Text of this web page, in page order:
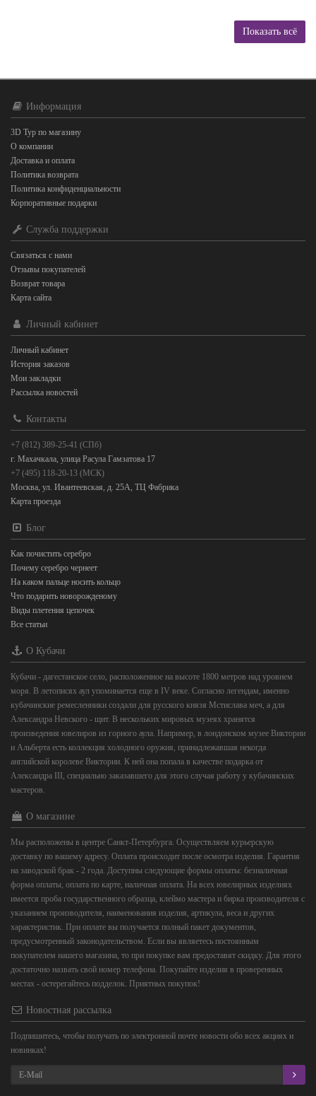
Показать всё
Информация
3D Тур по магазину
О компании
Доставка и оплата
Политика возврата
Политика конфиденциальности
Корпоративные подарки
Служба поддержки
Связаться с нами
Отзывы покупателей
Возврат товара
Карта сайта
Личный кабинет
Личный кабинет
История заказов
Мои закладки
Рассылка новостей
Контакты
+7 (812) 389-25-41 (СПб)
г. Махачкала, улица Расула Гамзатова 17
+7 (495) 118-20-13 (МСК)
Москва, ул. Ивантеевская, д. 25А, ТЦ Фабрика
Карта проезда
Блог
Как почистить серебро
Почему серебро чернеет
На каком пальце носить кольцо
Что подарить новорожденому
Виды плетения цепочек
Все статьи
О Кубачи
Кубачи - дагестанское село, расположенное на высоте 1800 метров над уровнем
моря. В летописях аул упоминается еще в IV веке. Согласно легендам, именно
кубачинские ремесленники создали для русского князя Мстислава меч, а для
Александра Невского - щит. В нескольких мировых музеях хранятся
произведения ювелиров из горного аула. Например, в лондонском музее Виктории
и Альберта есть коллекция холодного оружия, принадлежавшая некогда
английской королеве Виктории. К ней она попала в качестве подарка от
Александра III, специально заказавшего для этого случая работу у кубачинских
мастеров.
О магазине
Мы расположены в центре Санкт-Петербурга. Осуществляем курьерскую
доставку по вашему адресу. Оплата происходит после осмотра изделия. Гарантия
на заводской брак - 2 года. Доступны следующие формы оплаты: безналичная
форма оплаты, оплата по карте, наличная оплата. На всех ювелирных изделиях
имеется проба государственного образца, клеймо мастера и бирка производителя с
указанием производителя, наименования изделия, артикула, веса и других
характеристик. При оплате вы получается полный пакет документов,
предусмотренный законодательством. Если вы являетесь постоянным
покупателем нашего магазина, то при покупке вам предоставят скидку. Для этого
достаточно назвать свой номер телефона. Покупайте изделия в проверенных
местах - остерегайтесь подделок. Приятных покупок!
Новостная рассылка
Подпишитесь, чтобы получать по электронной почте новости обо всех акциях и
новинках!